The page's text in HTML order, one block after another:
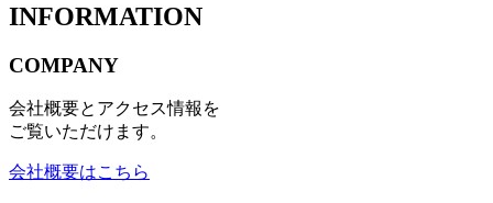
INFORMATION
COMPANY
会社概要とアクセス情報を
ご覧いただけます。
会社概要はこちら